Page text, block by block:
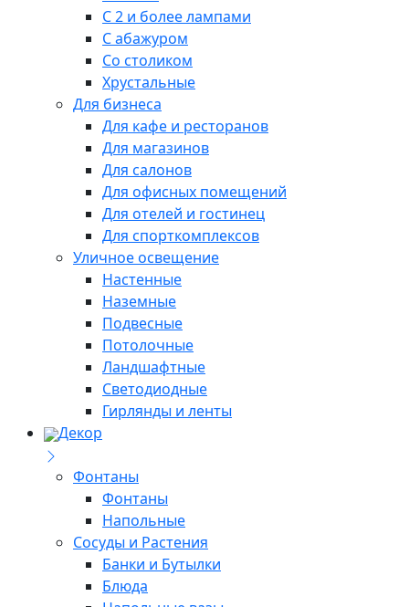
С 2 и более лампами
С абажуром
Со столиком
Хрустальные
Для бизнеса
Для кафе и ресторанов
Для магазинов
Для салонов
Для офисных помещений
Для отелей и гостинец
Для спорткомплексов
Уличное освещение
Настенные
Наземные
Подвесные
Потолочные
Ландшафтные
Светодиодные
Гирлянды и ленты
Декор
Фонтаны
Фонтаны
Напольные
Сосуды и Растения
Банки и Бутылки
Блюда